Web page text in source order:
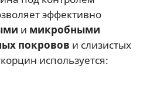
эффективно
и микробными
покровов и слизистых
используется: